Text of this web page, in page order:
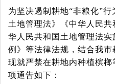
为坚决遏制耕地“非粮化”行
土地管理法》《中华人民
华人民共和国土地管理法
例》等法律法规，结合我市
现就严禁在耕地内种植槟
项通告如下：